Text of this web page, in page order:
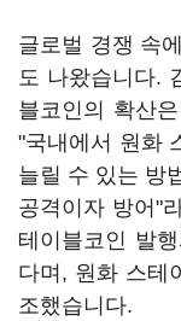
글로벌 경쟁 속
도 나왔습니다.
블코인의 확산
"국내에서 원화
늘릴 수 있는 방
공격이자 방어"
테이블코인 발
다며, 원화 스테
조했습니다.